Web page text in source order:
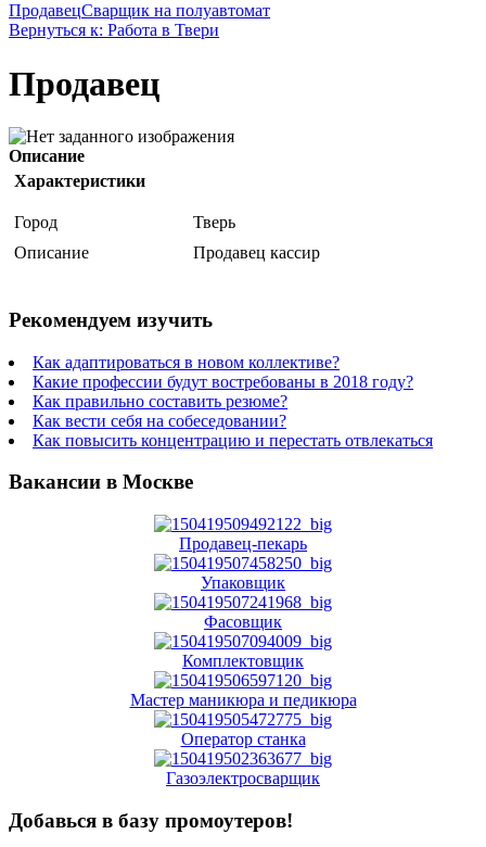
ПродавецСварщик на полуавтомат
Вернуться к: Работа в Твери
Продавец
Описание
Характеристики
Город
Тверь
Описание
Продавец кассир
Рекомендуем изучить
Как адаптироваться в новом коллективе?
Какие профессии будут востребованы в 2018 году?
Как правильно составить резюме?
Как вести себя на собеседовании?
Как повысить концентрацию и перестать отвлекаться
Вакансии в Москве
Продавец-пекарь
Упаковщик
Фасовщик
Комплектовщик
Мастер маникюра и педикюра
Оператор станка
Газоэлектросварщик
Добавься в базу промоутеров!